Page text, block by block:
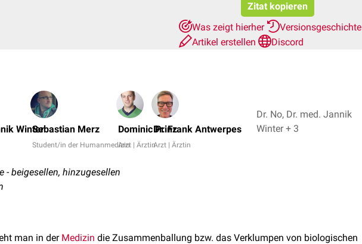
Zitat kopieren
Was zeigt hierher
Versionsgeschichte
Artikel erstellen
Discord
WinterSebastian Merz
Student/in der Humanmedizin
Dominic Prinz
Arzt | Ärztin
Dr. Frank Antwerpes
Arzt | Ärztin
Dr. No, Dr. med. Jannik
Winter + 3
- beigesellen, hinzugesellen
man in der Medizin die Zusammenballung bzw. das Verklumpen von biologischen